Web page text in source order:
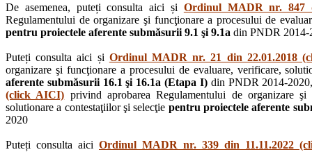
De asemenea, puteți consulta aici și Ordinul MADR nr. 847
Regulamentului de organizare şi funcţionare a procesului de
pentru proiectele aferente submăsurii 9.1 şi 9.1a din PNDR 2014-
Puteți consulta aici și Ordinul MADR nr. 21 din 22.01.2018
organizare şi funcţionare a procesului de evaluare, verificare,
aferente submăsurii 16.1 şi 16.1a (Etapa I)din PNDR 2014-
(click AICI) privind aprobarea Regulamentului de organizare
solutionare a contestaţiilor şi selecţie pentru proiectele aferente
2020
Puteți consulta aici Ordinul MADR nr. 339 din 11.11.2022